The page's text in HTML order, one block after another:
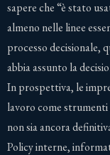
sapere che “è stato
almeno nelle linee
processo decisionale,
abbia assunto la
In prospettiva, le
lavoro come
non sia ancora
Policy interne,